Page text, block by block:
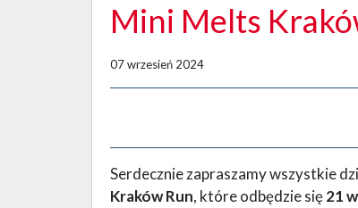
Mini Melts
07 wrzesień 2024
Serdecznie zapraszamy wszystkie
Kraków Run, które odbędzie się21